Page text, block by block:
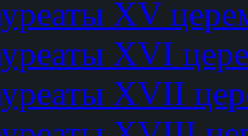
XV
XVI
XVII